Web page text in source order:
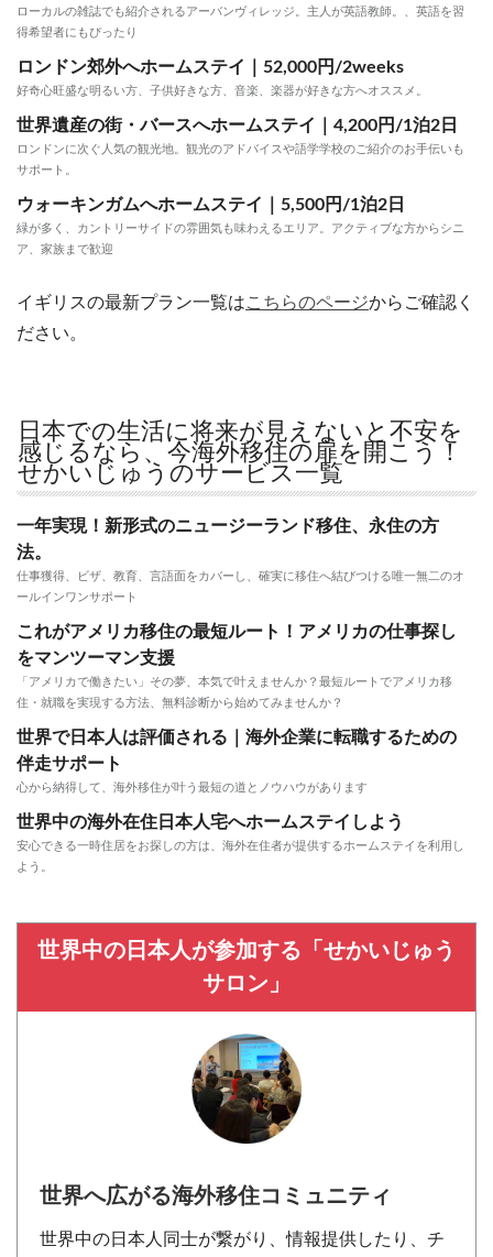
ローカルの雑誌でも紹介されるアーバンヴィレッジ。主人が英語教師。、英語を習
得希望者にもぴったり
ロンドン郊外へホームステイ｜52,000円/2weeks
好奇心旺盛な明るい方、子供好きな方、音楽、楽器が好きな方へオススメ。
世界遺産の街・バースへホームステイ｜4,200円/1泊2日
ロンドンに次ぐ人気の観光地。観光のアドバイスや語学学校のご紹介のお手伝いも
サポート。
ウォーキンガムへホームステイ｜5,500円/1泊2日
緑が多く、カントリーサイドの雰囲気も味わえるエリア。アクティブな方からシニ
ア、家族まで歓迎
イギリスの最新プラン一覧はこちらのページからご確認く
ださい。
日本での生活に将来が見えないと不安を
感じるなら、今海外移住の扉を開こう！
せかいじゅうのサービス一覧
一年実現！新形式のニュージーランド移住、永住の方
法。
仕事獲得、ビザ、教育、言語面をカバーし、確実に移住へ結びつける唯一無二のオ
ールインワンサポート
これがアメリカ移住の最短ルート！アメリカの仕事探し
をマンツーマン支援
「アメリカで働きたい」その夢、本気で叶えませんか？最短ルートでアメリカ移
住・就職を実現する方法、無料診断から始めてみませんか？
世界で日本人は評価される｜海外企業に転職するための
伴走サポート
心から納得して、海外移住が叶う最短の道とノウハウがあります
世界中の海外在住日本人宅へホームステイしよう
安心できる一時住居をお探しの方は、海外在住者が提供するホームステイを利用し
よう。
世界中の日本人が参加する「せかいじゅう
サロン」
世界へ広がる海外移住コミュニティ
世界中の日本人同士が繋がり、情報提供したり、チ